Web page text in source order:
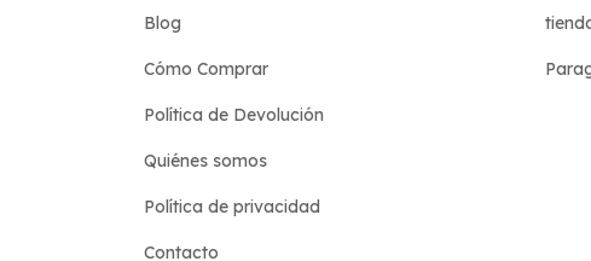
Blog
Cómo Comprar
Política de Devolución
Quiénes somos
Política de privacidad
Contacto